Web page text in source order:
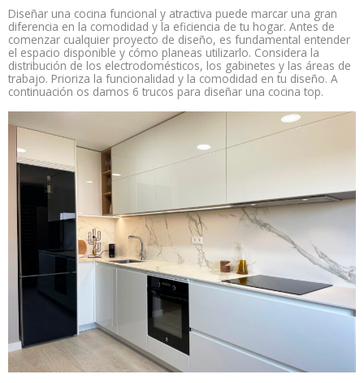
Diseñar una cocina funcional y atractiva puede marcar una gran
diferencia en la comodidad y la eficiencia de tu hogar. Antes de
comenzar cualquier proyecto de diseño, es fundamental entender
el espacio disponible y cómo planeas utilizarlo. Considera la
distribución de los electrodomésticos, los gabinetes y las áreas de
trabajo. Prioriza la funcionalidad y la comodidad en tu diseño. A
continuación os damos 6 trucos para diseñar una cocina top.